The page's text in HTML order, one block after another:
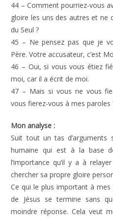
44 – Comment pourriez-vous
gloire les uns des autres et ne
du Seul ?
45 – Ne pensez pas que je
Père. Votre accusateur, c’est
46 – Oui, si vous vous étiez
moi, car il a écrit de moi.
47 – Mais si vous ne vous
vous fierez-vous à mes paroles
Mon analyse :
Suit tout un tas d’arguments
humaine qui est à la base
l’importance qu’il y a à
chercher sa propre gloire
Ce qui le plus important à
de Jésus se termine sans
moindre réponse. Cela veut